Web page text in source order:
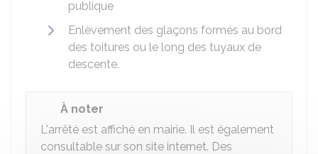
publique
Enlèvement des glaçons formés au bord
des toitures ou le long des tuyaux de
descente.
À noter
L'arrêté est affiché en mairie. Il est également
consultable sur son site internet. Des